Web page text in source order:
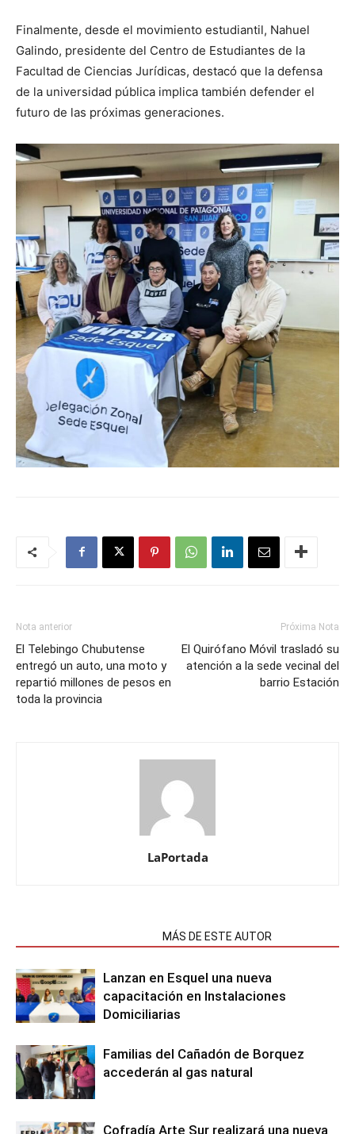
Finalmente, desde el movimiento estudiantil, Nahuel
Galindo, presidente del Centro de Estudiantes de la
Facultad de Ciencias Jurídicas, destacó que la defensa
de la universidad pública implica también defender el
futuro de las próximas generaciones.
Nota anterior
El Telebingo Chubutense
entregó un auto, una moto y
repartió millones de pesos en
toda la provincia
Próxima Nota
El Quirófano Móvil trasladó su
atención a la sede vecinal del
barrio Estación
LaPortada
MÁS DE ESTE AUTOR
Lanzan en Esquel una nueva
capacitación en Instalaciones
Domiciliarias
Familias del Cañadón de Borquez
accederán al gas natural
Cofradía Arte Sur realizará una nueva